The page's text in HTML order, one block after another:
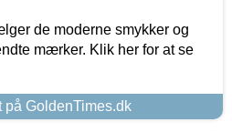
de moderne smykker og
mærker. Klik her for at se
på GoldenTimes.dk